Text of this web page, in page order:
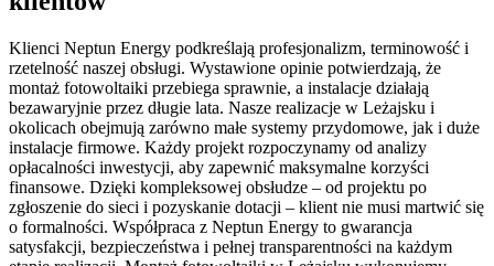
Klienci Neptun Energy podkreślają profesjonalizm, terminowość i
rzetelność naszej obsługi. Wystawione opinie potwierdzają, że
montaż fotowoltaiki przebiega sprawnie, a instalacje działają
bezawaryjnie przez długie lata. Nasze realizacje w Leżajsku i
okolicach obejmują zarówno małe systemy przydomowe, jak i duże
instalacje firmowe. Każdy projekt rozpoczynamy od analizy
opłacalności inwestycji, aby zapewnić maksymalne korzyści
finansowe. Dzięki kompleksowej obsłudze – od projektu po
zgłoszenie do sieci i pozyskanie dotacji – klient nie musi martwić się
o formalności. Współpraca z Neptun Energy to gwarancja
satysfakcji, bezpieczeństwa i pełnej transparentności na każdym